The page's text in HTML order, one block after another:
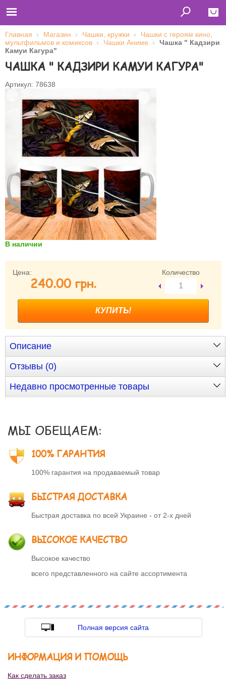
Close
Главная
Футболки
Толстовки (кенгурушки)
Свитшоты
Бейсболки
Ветровки
Оплата и доставка
Сотрудничество
Имя пользователя (логин)
Пароль
Запомнить меня
Забыли пароль?
Регистрация
Главная Магазин Чашки, кружки
Чашки с героям кино,
мультфильмов и комиксов
Чашки Аниме
Чашка " Кадзири
Камуи Кагура"
ЧАШКА " КАДЗИРИ КАМУИ КАГУРА"
Артикул: 78638
В наличии
Цена:
240.00 грн.
Количество
Описание
Отзывы (0)
Недавно просмотренные товары
МЫ ОБЕЩАЕМ:
100% ГАРАНТИЯ
100% гарантия на продаваемый товар
БЫСТРАЯ ДОСТАВКА
Быстрая доставка по всей Украине - от 2-х дней
ВЫСОКОЕ КАЧЕСТВО
Высокое качество
всего представленного на сайте ассортимента
Полная версия сайта
ИНФОРМАЦИЯ И ПОМОЩЬ
Как сделать заказ